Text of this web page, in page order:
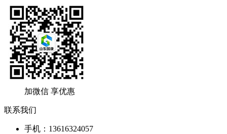
加微信 享优惠
联系我们
手机：13616324057